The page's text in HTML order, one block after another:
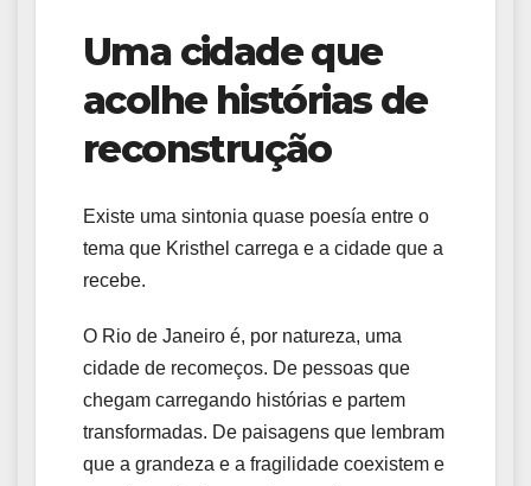
Uma cidade que
acolhe histórias de
reconstrução
Existe uma sintonia quase poesía entre o
tema que Kristhel carrega e a cidade que a
recebe.
O Rio de Janeiro é, por natureza, uma
cidade de recomeços. De pessoas que
chegam carregando histórias e partem
transformadas. De paisagens que lembram
que a grandeza e a fragilidade coexistem e